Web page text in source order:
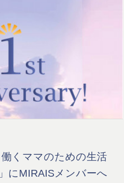
くママのための生活
にMIRAISメンバーへ